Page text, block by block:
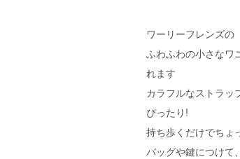
ワーリーフレンズの
ふわふわの小さなワ
れます
カラフルなストラッ
ぴったり!
持ち歩くだけでちょ
バッグや鍵につけて